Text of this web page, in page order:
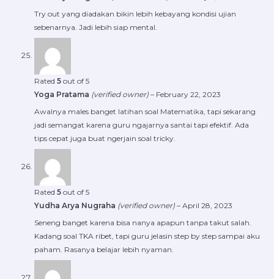
Try out yang diadakan bikin lebih kebayang kondisi ujian
sebenarnya. Jadi lebih siap mental.
Rated 5 out of 5
Yoga Pratama (verified owner) – February 22, 2023
Awalnya males banget latihan soal Matematika, tapi sekarang
jadi semangat karena guru ngajarnya santai tapi efektif. Ada
tips cepat juga buat ngerjain soal tricky.
Rated 5 out of 5
Yudha Arya Nugraha (verified owner) – April 28, 2023
Seneng banget karena bisa nanya apapun tanpa takut salah.
Kadang soal TKA ribet, tapi guru jelasin step by step sampai aku
paham. Rasanya belajar lebih nyaman.